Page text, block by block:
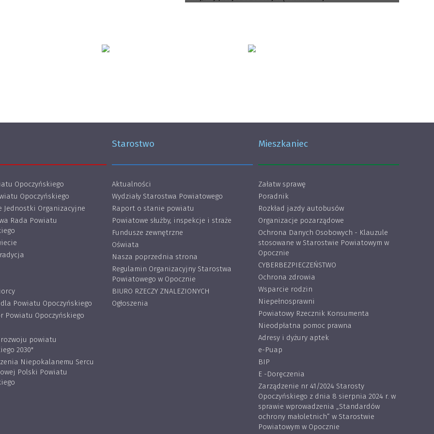
Opoczyńskiego
Opoczyńskiego
Jednostki Organizacyjne
Rada Powiatu
dla Powiatu Opoczyńskiego
Powiatu Opoczyńskiego
powiatu
2030"
Niepokalanemu Sercu
Polski Powiatu
Starostwo
Aktualności
Wydziały Starostwa Powiatowego
Raport o stanie powiatu
Powiatowe służby, inspekcje i straże
Fundusze zewnętrzne
Oświata
Nasza poprzednia strona
Regulamin Organizacyjny Starostwa
Powiatowego w Opocznie
BIURO RZECZY ZNALEZIONYCH
Ogłoszenia
Mieszkaniec
Załatw sprawę
Poradnik
Rozkład jazdy autobusów
Organizacje pozarządowe
Ochrona Danych Osobowych - Klauzule
stosowane w Starostwie Powiatowym w
Opocznie
CYBERBEZPIECZEŃSTWO
Ochrona zdrowia
Wsparcie rodzin
Niepełnosprawni
Powiatowy Rzecznik Konsumenta
Nieodpłatna pomoc prawna
Adresy i dyżury aptek
e-Puap
BIP
E -Doręczenia
Zarządzenie nr 41/2024 Starosty
Opoczyńskiego z dnia 8 sierpnia 2024 r. w
sprawie wprowadzenia „Standardów
ochrony małoletnich” w Starostwie
Powiatowym w Opocznie